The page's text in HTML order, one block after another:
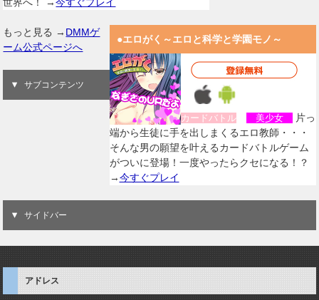
世界へ！ →今すぐプレイ
●エロがく～エロと科学と学園モノ～
カードバトル 美少女
片っ
端から生徒に手を出しまくるエロ教師・・・
そんな男の願望を叶えるカードバトルゲーム
がついに登場！一度やったらクセになる！？
→今すぐプレイ
もっと見る → DMMゲ
ーム公式ページへ
サブコンテンツ
サイドバー
アドレス